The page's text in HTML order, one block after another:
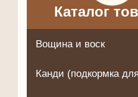
Каталог
Вощина и воск
Канди (подкормка